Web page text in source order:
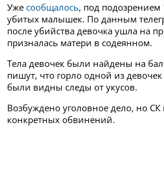
Уже сообщалось, под подозрением
убитых малышек. По данным
после убийства девочка ушла на
призналась матери в содеянном.
Тела девочек были найдены на
пишут, что горло одной из
были видны следы от укусов.
Возбуждено уголовное дело, но СК
конкретных обвинений.